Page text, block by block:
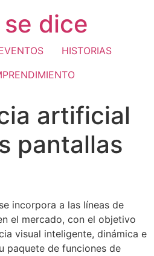
dice
HISTORIAS
artificial
pantallas
incorpora a las líneas de
el mercado, con el objetivo
visual inteligente, dinámica e
paquete de funciones de